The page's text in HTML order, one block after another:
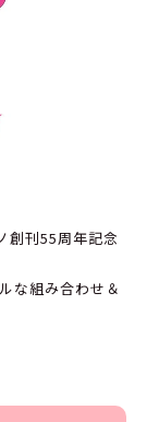
創刊55周年記念
な組み合わせ＆